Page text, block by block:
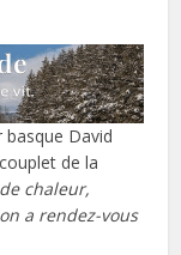
David
de la
chaleur,
a rendez-vous